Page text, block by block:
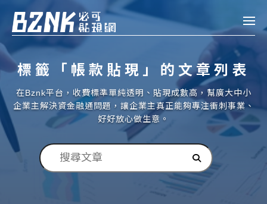
Bznk 必可貼現網
帳款轉讓
投資
申貸
企業融資
註冊 登入
標籤「帳款貼現」的文章列表
在Bznk平台，收費標準單純透明、貼現成數高，幫廣大中小
企業主解決資金融通問題，讓企業主真正能夠專注衝刺事業、
好好放心做生意。